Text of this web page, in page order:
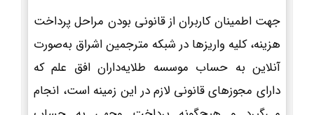
جهت اطمینان کاربران از قانونی بودن مراحل پرداخت
هزینه، کلیه واریزها در شبکه مترجمین اشراق به‌صورت
آنلاین به حساب موسسه طلایه‌داران افق علم که
دارای مجوزهای قانونی لازم در این زمینه است، انجام